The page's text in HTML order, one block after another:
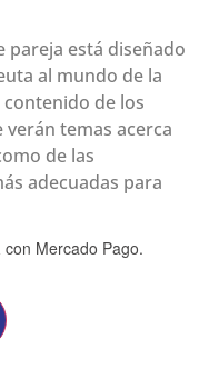
pareja está diseñado
al mundo de la
de los
temas acerca
de las
adecuadas para
con Mercado Pago.